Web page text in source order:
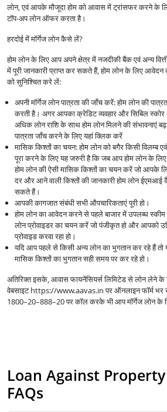
लोन, एवं आपके मौजूदा होम को आवास में ट्रांसफर करने के
टॉप-अप लोन ऑफर करता है।
हरदोई में मॉर्गेज लोन कैसे लें?
होम लोन के लिए आप अपने क्षेत्र में नजदीकी बैंक एवं अन्य
में पूरी जानकारी प्राप्त कर सकते हैं, होम लोन के लिए
को सुनिश्चित करे लें:
अपनी मॉर्गेज लोन पात्रता की जाँच करें: होम लोन की
करती है। अगर आपका क्रेडिट व्यवहार और सिबिल स्कोर
अधिक लोन राशि के साथ होम लोन मिलने की संभावनाएं
पात्रता जाँच करने के लिए यहां क्लिक करें
मासिक किश्तों का चयन: होम लोन को बगैर किसी विलम्ब
पूरा करने के लिए यह जरुरी है कि जब आप होम लोन के
होम लोन की ऐसी मासिक किश्तों का चयन करें जो आपके
दर और आने वाली किश्तों की जानकारी होम लोन
सकते हैं।
आपकी कागजात संबंधी सभी औपचारिकताएं पूरी हो।
होम लोन का आवेदन करने से पहले बाजार में उपलब्ध
लोन प्रोवाइडर का चयन करें जो पंजीकृत हो और आपको
प्रोवाइड करवा रहा हो।
यदि आप पहले से किसी अन्य लोन का भुगतान कर रहे हैं
मासिक किश्तों का भुगतान सही समय पर कर रहे हो।
अतिरिक्त इसके, आवास फायनेंसियर्स लिमिटेड से लोन लेने
वेबसाइट https://www.aavas.in पर ऑनलाइन फॉर्म भर
1800–20–888–20 पर कॉल करके भी आप मॉर्गेज लोन
Loan Against
FAQs